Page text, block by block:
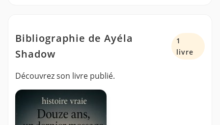
Bibliographie de Ayéla
Shadow
1
livre
Découvrez son livre publié.